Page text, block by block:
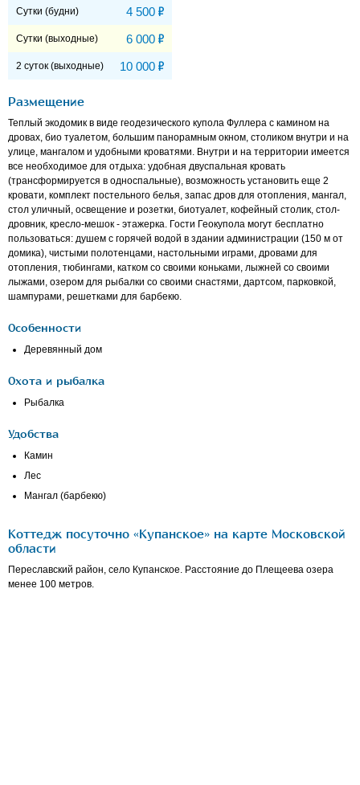
Сутки (будни) 4 500 Р
Сутки (выходные) 6 000 Р
2 суток (выходные) 10 000 Р
Размещение
Теплый экодомик в виде геодезического купола Фуллера с камином на
дровах, био туалетом, большим панорамным окном, столиком внутри и на
улице, мангалом и удобными кроватями. Внутри и на территории имеется
все необходимое для отдыха: удобная двуспальная кровать
(трансформируется в односпальные), возможность установить еще 2
кровати, комплект постельного белья, запас дров для отопления, мангал,
стол уличный, освещение и розетки, биотуалет, кофейный столик, стол-
дровник, кресло-мешок - этажерка. Гости Геокупола могут бесплатно
пользоваться: душем с горячей водой в здании администрации (150 м от
домика), чистыми полотенцами, настольными играми, дровами для
отопления, тюбингами, катком со своими коньками, лыжней со своими
лыжами, озером для рыбалки со своими снастями, дартсом, парковкой,
шампурами, решетками для барбекю.
Особенности
Деревянный дом
Охота и рыбалка
Рыбалка
Удобства
Камин
Лес
Мангал (барбекю)
Коттедж посуточно «Купанское» на карте Московской
области
Переславский район, село Купанское. Расстояние до Плещеева озера
менее 100 метров.